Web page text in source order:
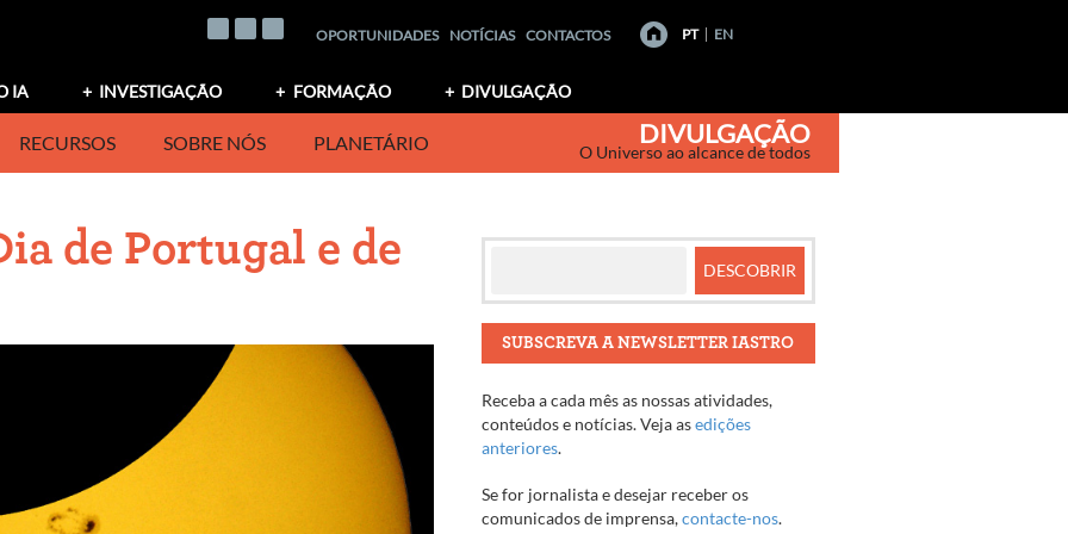
OPORTUNIDADES NOTÍCIAS CONTACTOS PT EN
IA INVESTIGAÇÃO FORMAÇÃO DIVULGAÇÃO
RECURSOS SOBRE NÓS PLANETÁRIO DIVULGAÇÃO
O Universo ao alcance de todos
de Portugal e de
SUBSCREVA A NEWSLETTER IASTRO
Receba a cada mês as nossas atividades,
conteúdos e notícias. Veja asedições
anteriores.
Se for jornalista e desejar receber os
comunicados de imprensa,contacte-nos.